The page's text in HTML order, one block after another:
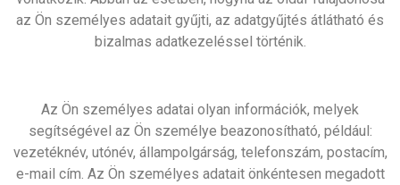
az Ön személyes adatait gyűjti, az adatgyűjtés átlátható és
bizalmas adatkezeléssel történik.
Az Ön személyes adatai olyan információk, melyek
segítségével az Ön személye beazonosítható, például:
vezetéknév, utónév, állampolgárság, telefonszám, postacím,
e-mail cím. Az Ön személyes adatait önkéntesen megadott